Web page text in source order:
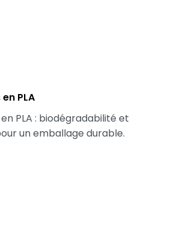
PLA
PLA : biodégradabilité et
un emballage durable.